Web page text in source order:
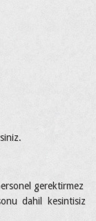
gerektirmez
dahil kesintisiz